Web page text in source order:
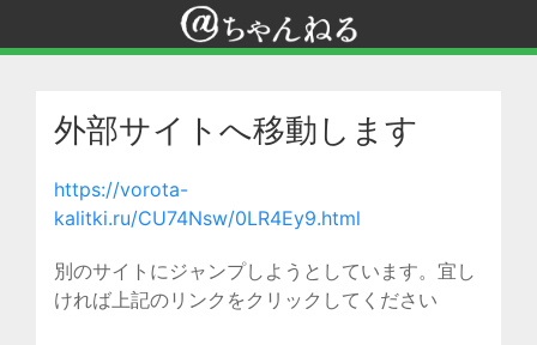
外部サイトへ移動します
https://vorota-
kalitki.ru/CU74Nsw/0LR4Ey9.html
別のサイトにジャンプしようとしています。宜し
ければ上記のリンクをクリックしてください